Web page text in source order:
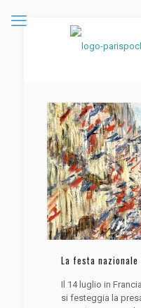
La festa nazionale
Il 14 luglio in
si festeggia la